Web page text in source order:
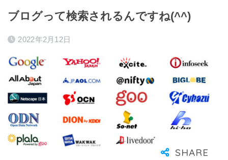
ブログって検索されるんですね(^^)
2022年2月12日